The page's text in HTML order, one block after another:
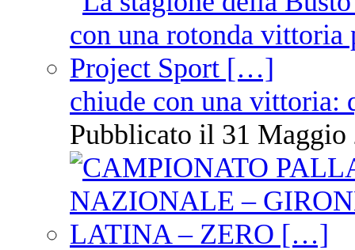
chiude con una vittoria:
Pubblicato il 31 Maggio